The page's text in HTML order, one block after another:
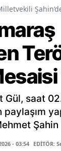
saat
Şahin
- 03:54 EDİTÖR: